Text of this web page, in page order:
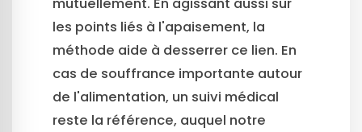
les points liés à l'apaisement, la
méthode aide à desserrer ce lien. En
cas de souffrance importante autour
de l'alimentation, un suivi médical
reste la référence, auquel notre